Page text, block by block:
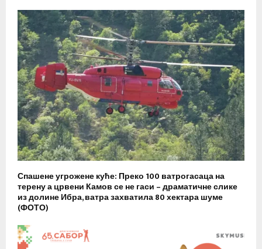
Спашене угрожене куће: Преко 100 ватрогасаца на
терену а црвени Камов се не гаси – драматичне слике
из долине Ибра, ватра захватила 80 хектара шуме
(ФОТО)